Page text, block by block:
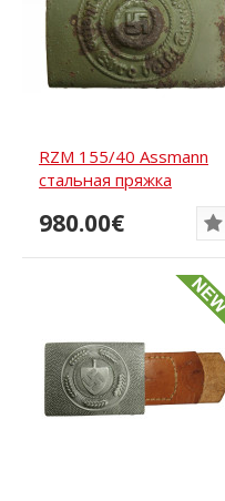
RZM 155/40 Assmann
стальная пряжка
980.00€